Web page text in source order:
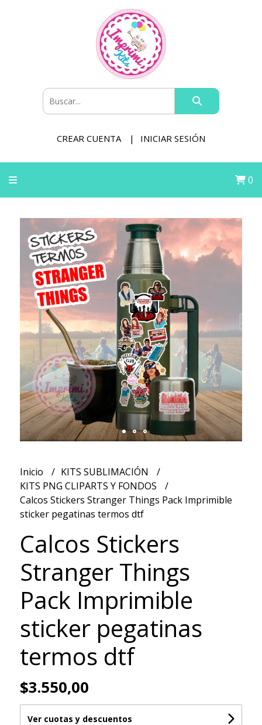
CREAR CUENTA INICIAR SESIÓN
0
Inicio
KITS SUBLIMACIÓN
KITS PNG CLIPARTS Y FONDOS
Calcos Stickers Stranger Things Pack Imprimible
sticker pegatinas termos dtf
Calcos Stickers
Stranger Things
Pack Imprimible
sticker pegatinas
termos dtf
$3.550,00
Ver cuotas y descuentos